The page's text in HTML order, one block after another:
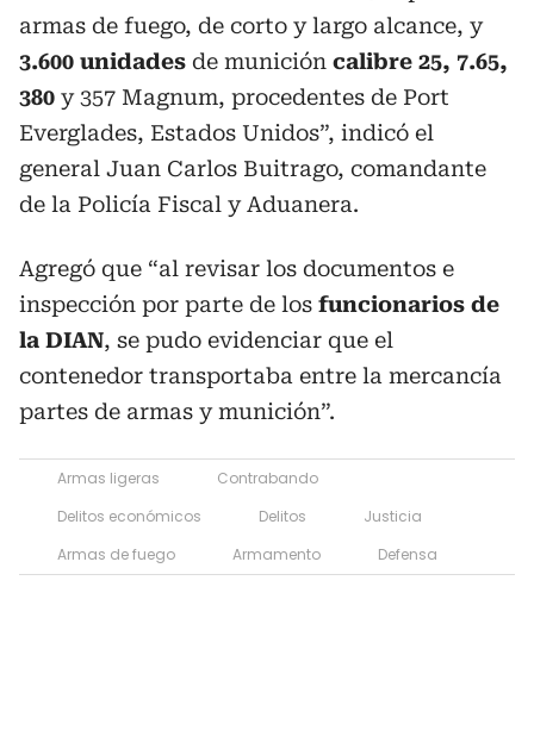
armas de fuego, de corto y largo alcance, y
3.600 unidades de munición calibre 25, 7.65,
380 y 357 Magnum, procedentes de Port
Everglades, Estados Unidos”, indicó el
general Juan Carlos Buitrago, comandante
de la Policía Fiscal y Aduanera.
Agregó que “al revisar los documentos e
inspección por parte de los funcionarios de
la DIAN, se pudo evidenciar que el
contenedor transportaba entre la mercancía
partes de armas y munición”.
Armas ligeras
Contrabando
Delitos económicos
Delitos
Justicia
Armas de fuego
Armamento Defensa